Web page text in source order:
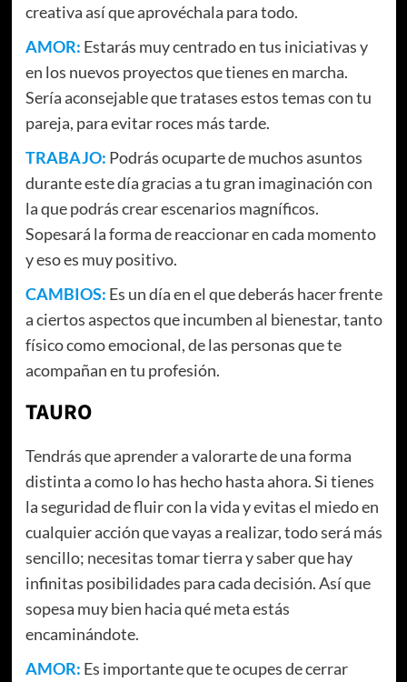
creativa así que aprovéchala para todo.
AMOR: Estarás muy centrado en tus iniciativas y
en los nuevos proyectos que tienes en marcha.
Sería aconsejable que tratases estos temas con tu
pareja, para evitar roces más tarde.
TRABAJO: Podrás ocuparte de muchos asuntos
durante este día gracias a tu gran imaginación con
la que podrás crear escenarios magníficos.
Sopesará la forma de reaccionar en cada momento
y eso es muy positivo.
CAMBIOS: Es un día en el que deberás hacer frente
a ciertos aspectos que incumben al bienestar, tanto
físico como emocional, de las personas que te
acompañan en tu profesión.
TAURO
Tendrás que aprender a valorarte de una forma
distinta a como lo has hecho hasta ahora. Si tienes
la seguridad de fluir con la vida y evitas el miedo en
cualquier acción que vayas a realizar, todo será más
sencillo; necesitas tomar tierra y saber que hay
infinitas posibilidades para cada decisión. Así que
sopesa muy bien hacia qué meta estás
encaminándote.
AMOR: Es importante que te ocupes de cerrar